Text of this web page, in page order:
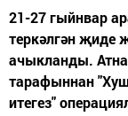
21-27 гыйнвар
теркәлгән җиде
ачыкланды.
тарафыннан
итегез"